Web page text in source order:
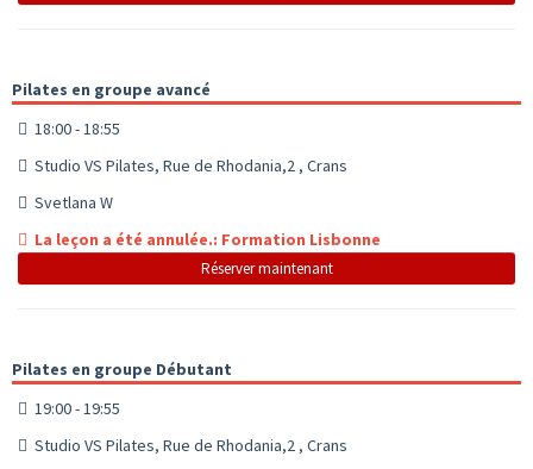
Pilates en groupe avancé
18:00 - 18:55
Studio VS Pilates, Rue de Rhodania,2 , Crans
Svetlana W
La leçon a été annulée.: Formation Lisbonne
Réserver maintenant
Pilates en groupe Débutant
19:00 - 19:55
Studio VS Pilates, Rue de Rhodania,2 , Crans